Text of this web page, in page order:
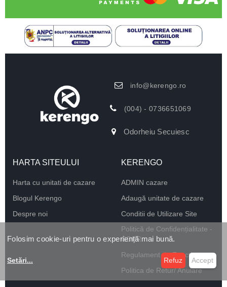
info@kerengo.ro
(004) - 0736651069
Odorheiu Secuiesc
HARTA SITEULUI
Harta cu unitati de cazare
Blogul Kerengo
Despre noi
KERENGO
ADMIN cazare
Adaugă unitate de cazare
Conditii de Utilizare Site
Politică de Confidențialitate -
GDPR
Regulament de Funcționare
Politica de Retur/ Anulare
Folosim cookie-uri pentru o experiență mai bună.
Setări... Refuz Accept